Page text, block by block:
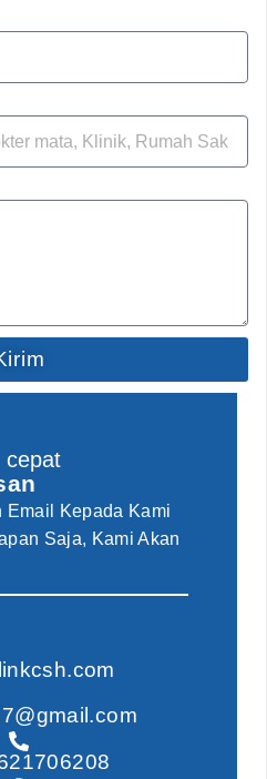
cepat
Email Kepada Kami
Saja, Kami Akan